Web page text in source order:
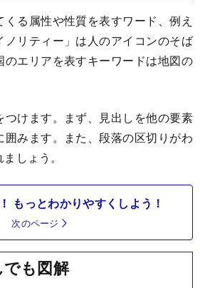
る属性や性質を表すワード、例え
ノリティー」は人のアイコンのそば
のエリアを表すキーワードは地図の
けます。まず、見出しを他の要素
囲みます。また、段落の区切りがわ
しょう。
もっとわかりやすくしよう！
次のページ
も図解